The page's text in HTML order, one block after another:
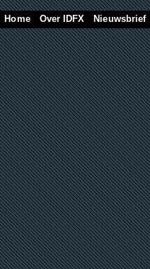
Home Over IDFX Nieuwsbrief